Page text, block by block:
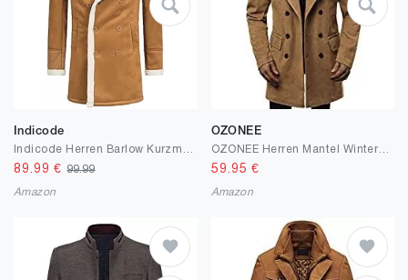
Indicode
89.99 €99.99
Amazon
OZONEE
OZONEE Herren Mantel Wintermantel Trenchcoat Jacke Übergangsjacke Coat Winter Herbst Lang Warm Stehkragen Reverskragen Elegant Klassischer Outdoor Gepolstert N/5920
59.95 €
Amazon